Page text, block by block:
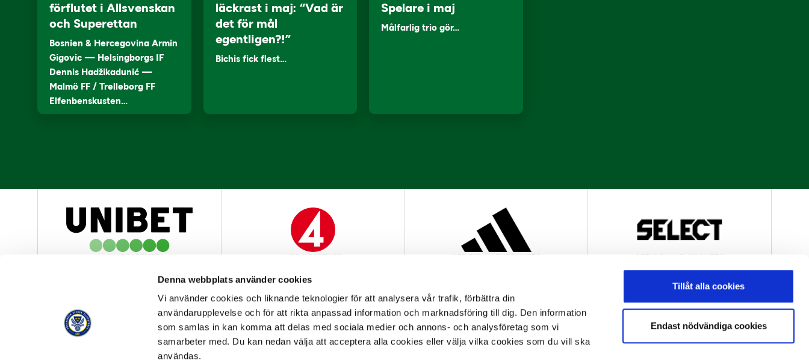
Denna webbplats använder cookies
Vi använder cookies och liknande teknologier för att analysera vår trafik, förbättra din
användarupplevelse och för att rikta anpassad information och marknadsföring till dig. Den information
som samlas in kan komma att delas med sociala medier och annons- och analysföretag som vi
samarbeter med. Du kan nedan välja att acceptera alla cookies eller välja vilka cookies som du vill ska
användas.
Tillåt alla cookies
Endast nödvändiga cookies
förflutet i Allsvenskan
och Superettan
Bosnien & Hercegovina Armin
Gigovic — Helsingborgs IF
Dennis Hadžikadunić —
Malmö FF / Trelleborg FF
Elfenbenskusten…
läckrast i maj: “Vad är
det för mål
egentligen?!”
Bichis fick flest…
Spelare i maj
Målfarlig trio gör…